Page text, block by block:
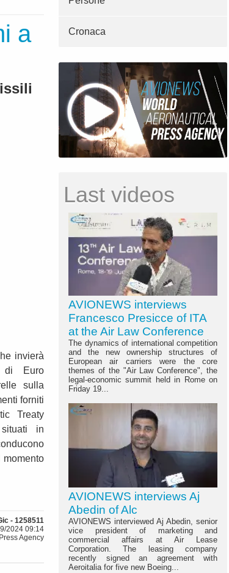
a
invierà
di Euro
sulla
forniti
Treaty
in
- 1258511
2024 09:14
Agency
Cronaca
Last videos
AVIONEWS interviews
Francesco Presicce of ITA
at the Air Law Conference
The dynamics of international competition
and the new ownership structures of
European air carriers were the core
themes of the "Air Law Conference", the
legal-economic summit held in Rome on
Friday 19...
AVIONEWS interviews Aj
Abedin of Alc
AVIONEWS interviewed Aj Abedin, senior
vice president of marketing and
commercial affairs at Air Lease
Corporation. The leasing company
recently signed an agreement with
Aeroitalia for five new Boeing...